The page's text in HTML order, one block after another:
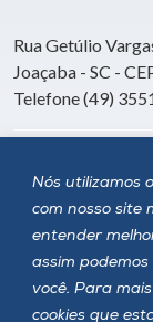
Nós utilizamos
com nosso site
entender
assim
você. Para
cookies que
Rua Getúlio
Joaçaba - SC -
Telefone (49)
Siga a